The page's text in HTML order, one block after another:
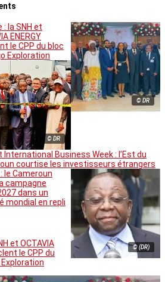
© DR
: la SNH et
ENERGY
le CPP du bloc
Exploration
© DR
International Business Week : l’Est du
courtise les investisseurs étrangers
© (DR)
le Cameroun
campagne
dans un
mondial en repli
et OCTAVIA
le CPP du